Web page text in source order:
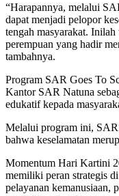
“Harapannya, melalui
dapat menjadi pelopor
tengah masyarakat.
perempuan yang hadir
tambahnya.
Program SAR Goes To
Kantor SAR Natuna
edukatif kepada
Melalui program ini, SAR
bahwa keselamatan
Momentum Hari Kartini
memiliki peran strategis
pelayanan kemanusiaan,